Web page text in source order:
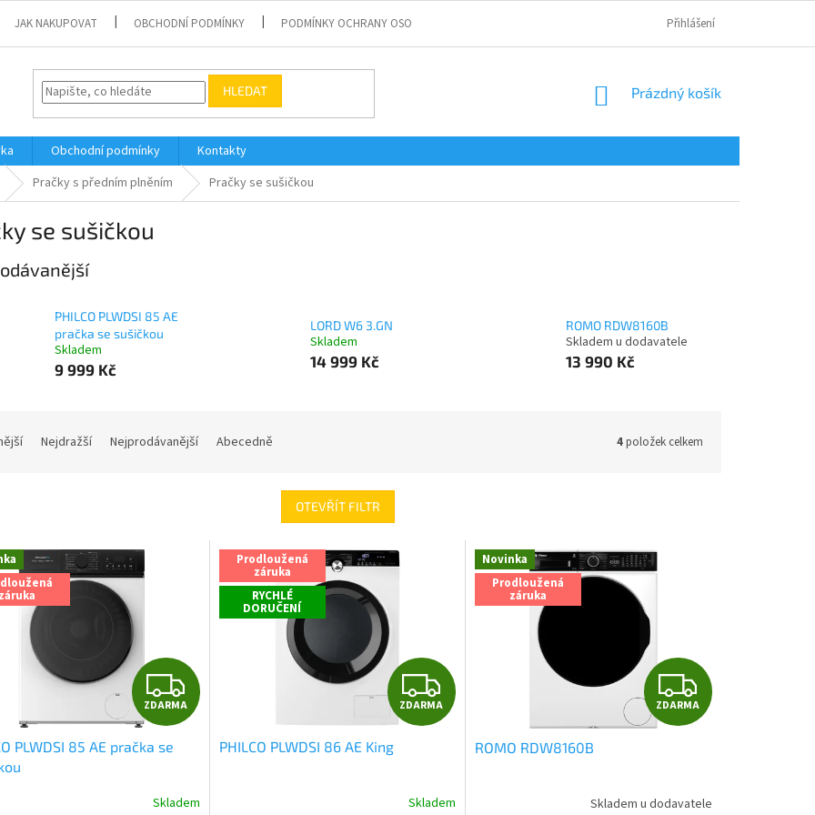
JAK NAKUPOVAT OBCHODNÍ PODMÍNKY PODMÍNKY OCHRANY OSOBNÍCH ÚDAJŮ Přihlášení
HLEDAT
NÁKUPNÍ
Prázdný košík
Obchodní podmínky
Kontakty
Pračky s předním plněním Pračky se sušičkou
se sušičkou
PHILCO PLWDSI 85 AE
pračka se sušičkou
Skladem
9 999 Kč
LORD W6 3.GN
Skladem
14 999 Kč
ROMO RDW8160B
Skladem u dodavatele
13 990 Kč
Nejdražší Nejprodávanější Abecedně 4položek celkem
OTEVŘÍT FILTR
záruka
Z
D
R
ZDARMA
PLWDSI 85 AE pračka se
Skladem
Prodloužená
záruka
RYCHLÉ
DORUČENÍ
Z
D
R
ZDARMA
PHILCO PLWDSI 86 AE King
Skladem
Novinka
Prodloužená
záruka
Z
D
R
ZDARMA
ROMO RDW8160B
Skladem u dodavatele